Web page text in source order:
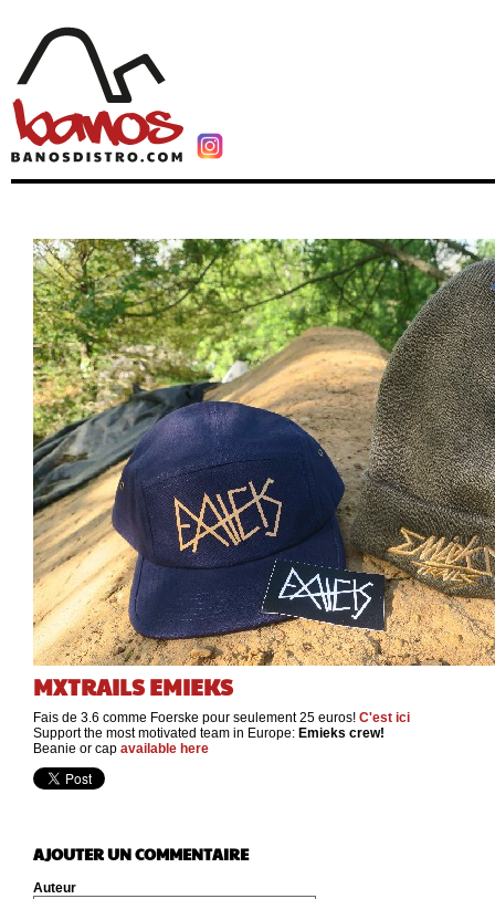
MXTRAILS EMIEKS
Fais de 3.6 comme Foerske pour seulement 25 euros! C'est ici
Support the most motivated team in Europe: Emieks crew!
Beanie or cap available here
AJOUTER UN COMMENTAIRE
Auteur